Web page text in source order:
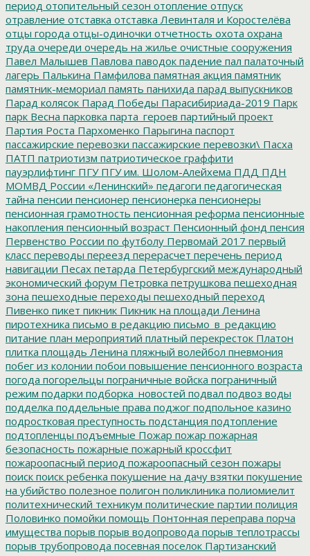
период отопительный сезон отопление отпуск
отравление отставка отставка Левинталя и Коростелёва
отцы города отцы-одиночки отчетность охота охрана
труда очереди очередь на жилье очистные сооружения
Павел Малышев Павлова паводок падение пал палаточный
лагерь Палькина Памфилова памятная акция памятник
памятник-мемориал память панихида парад выпускников
Парад колясок Парад Победы Парасибириада-2019 Парк
парк Весна парковка парта_героев партийный проект
Партия Роста Пархоменко Парыгина паспорт
пассажирские перевозки пассажирские перевозки\ Пасха
ПАТП патриотизм патриотическое граффити
пауэрлифтинг ПГУПГУ им. Шолом-Алейхема ПДД ПДН
МОМВД России «Ленинский» педагоги педагогическая
тайна пенсии пенсионер пенсионерка пенсионеры
пенсионная грамотность пенсионная реформа пенсионные
накопления пенсионный возраст Пенсионный фонд пенсия
Первенство России по футболу Первомай 2017 первый
класс переводы переезд перерасчет перечень период
навигации Песах петарда Петербургский международный
экономический форум Петровка петрушкова пешеходная
зона пешеходные переходы пешеходный переход
Пивенко пикет пикник Пикник на площади Ленина
пиротехника письмо в редакцию письмо_в_редакцию
питание план мероприятий платный перекресток Платон
плитка площадь Ленина пляжный волейбол пневмония
побег из колонии побои повышение пенсионного возраста
погода погорельцы пограничные войска пограничный
режим подарки подборка_новостей подвал подвоз воды
подделка поддельные права поджог подпольное казино
подростковая преступность подстанция подтопление
подтопленцы подъемные Пожар пожар пожарная
безопасность пожарные пожарный кроссфит
пожароопасный период пожароопасный сезон пожары
поиск поиск ребенка покушение на дачу взятки покушение
на убийство полезное полигон поликлиника полиомиелит
политехнический техникум политические партии полиция
Половинко помойки помощь Понтонная переправа порча
имущества порыв порыв водопровода порыв теплотрассы
порыв трубопровода посевная поселок Партизанский